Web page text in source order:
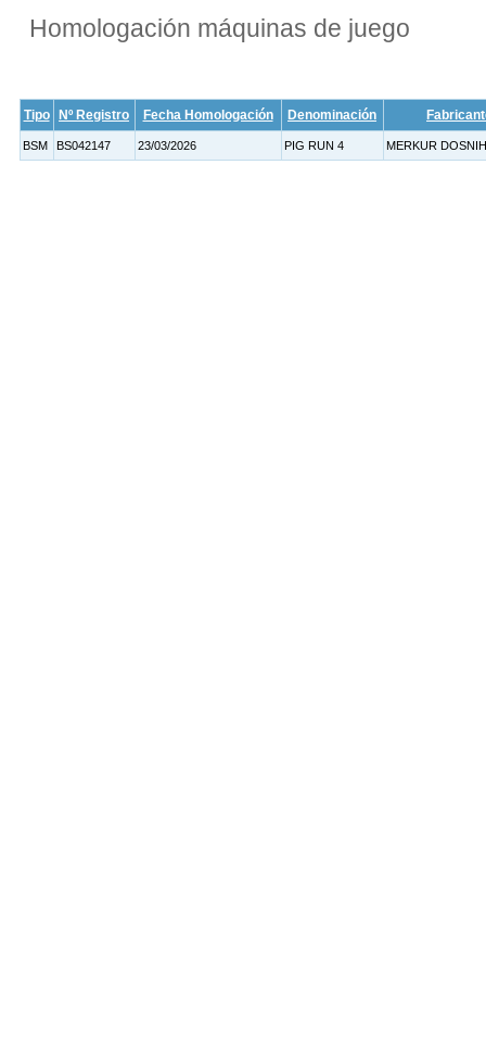
Homologación máquinas de juego
Tipo Nº Registro Fecha Homologación Denominación
BSM BS042147 23/03/2026 PIG RUN 4 MERKUR